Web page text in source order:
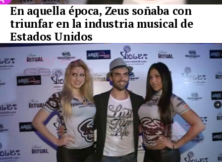
En aquella época, Zeus soñaba con
triunfar en la industria musical de
Estados Unidos